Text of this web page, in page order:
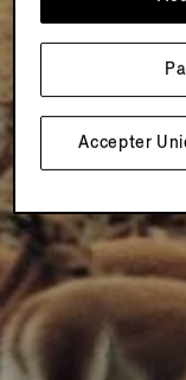
Accepter